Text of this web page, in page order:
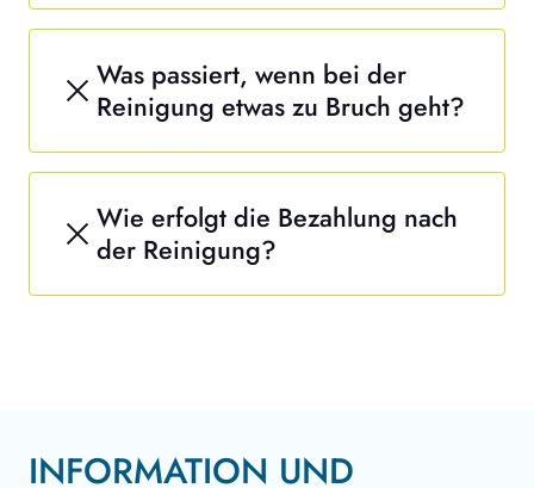
Was passiert, wenn bei der
Reinigung etwas zu Bruch geht?
Wie erfolgt die Bezahlung nach
der Reinigung?
INFORMATION UND